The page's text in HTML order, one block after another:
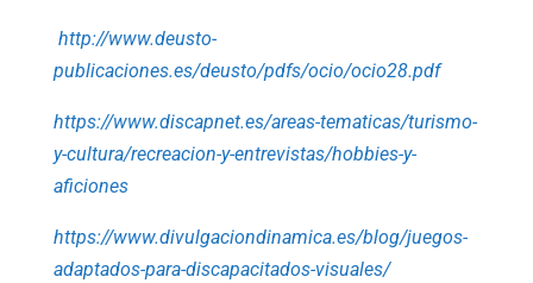
http://www.deusto-
publicaciones.es/deusto/pdfs/ocio/ocio28.pdf
https://www.discapnet.es/areas-tematicas/turismo-
y-cultura/recreacion-y-entrevistas/hobbies-y-
aficiones
https://www.divulgaciondinamica.es/blog/juegos-
adaptados-para-discapacitados-visuales/